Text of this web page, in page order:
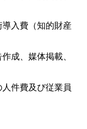
入費（知的財産
成、媒体掲載、
人件費及び従業員